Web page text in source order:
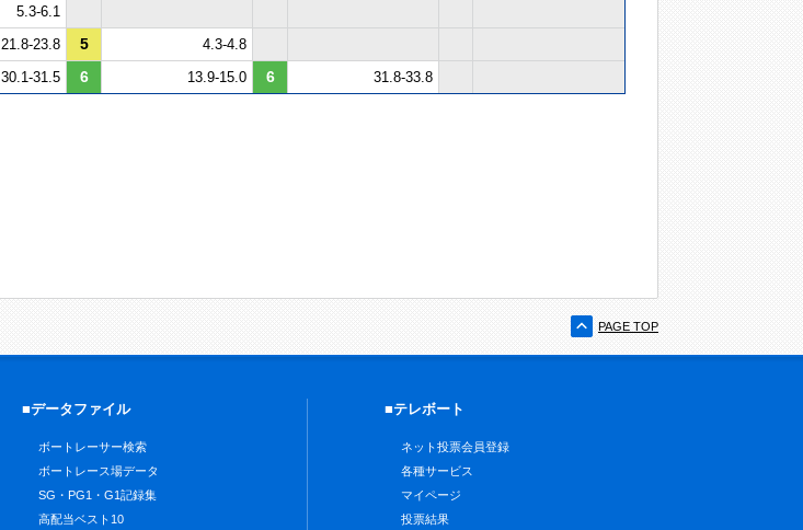
5.3-6.1
21.8-23.8 5 4.3-4.8
30.1-31.5 6 13.9-15.0 6 31.8-33.8
PAGE TOP
■データファイル
ボートレーサー検索
ボートレース場データ
SG・PG1・G1記録集
高配当ベスト10
■テレボート
ネット投票会員登録
各種サービス
マイページ
投票結果